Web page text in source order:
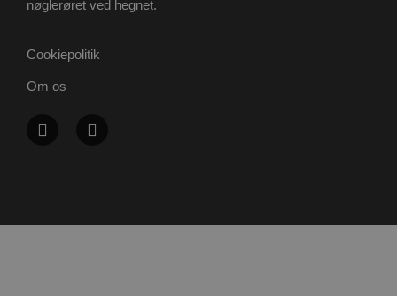
nøglerøret ved hegnet.
Cookiepolitik
Om os